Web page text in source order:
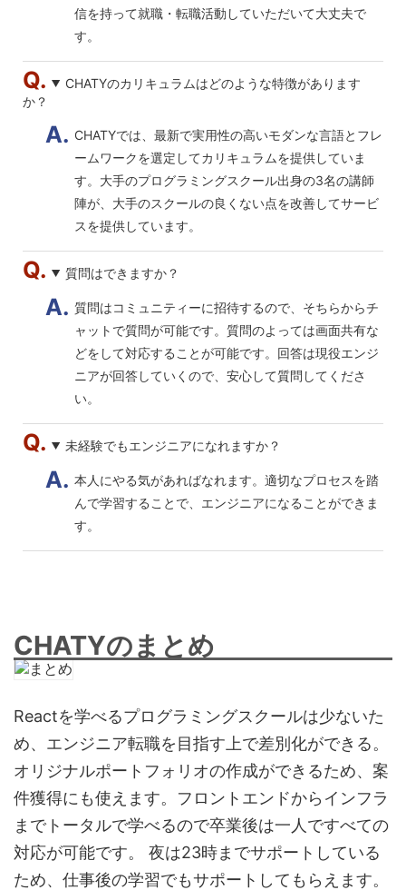
信を持って就職・転職活動していただいて大丈夫で
す。
CHATYのカリキュラムはどのような特徴があります
か？
CHATYでは、最新で実用性の高いモダンな言語とフレ
ームワークを選定してカリキュラムを提供していま
す。大手のプログラミングスクール出身の3名の講師
陣が、大手のスクールの良くない点を改善してサービ
スを提供しています。
質問はできますか？
質問はコミュニティーに招待するので、そちらからチ
ャットで質問が可能です。質問のよっては画面共有な
どをして対応することが可能です。回答は現役エンジ
ニアが回答していくので、安心して質問してくださ
い。
未経験でもエンジニアになれますか？
本人にやる気があればなれます。適切なプロセスを踏
んで学習することで、エンジニアになることができま
す。
CHATYのまとめ
Reactを学べるプログラミングスクールは少ないた
め、エンジニア転職を目指す上で差別化ができる。
オリジナルポートフォリオの作成ができるため、案
件獲得にも使えます。フロントエンドからインフラ
までトータルで学べるので卒業後は一人ですべての
対応が可能です。 夜は23時までサポートしている
ため、仕事後の学習でもサポートしてもらえます。